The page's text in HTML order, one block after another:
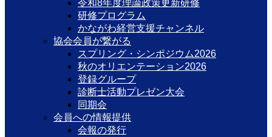
令和8年度理論政策更新研修
研修プログラム
かながわ経営支援チャンネル
協会会員が繋がる
スプリング・シンポジウム2026
秋のオリエンテーション2026
登録グループ
診断士活動プレゼン大会
同期会
会員への情報提供
会報の発行